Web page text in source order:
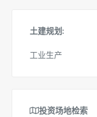
土建规划:
工业生产
投资场地检索